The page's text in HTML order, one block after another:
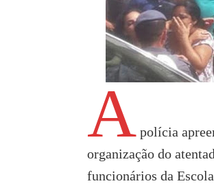
A polícia
organização do
funcionários da